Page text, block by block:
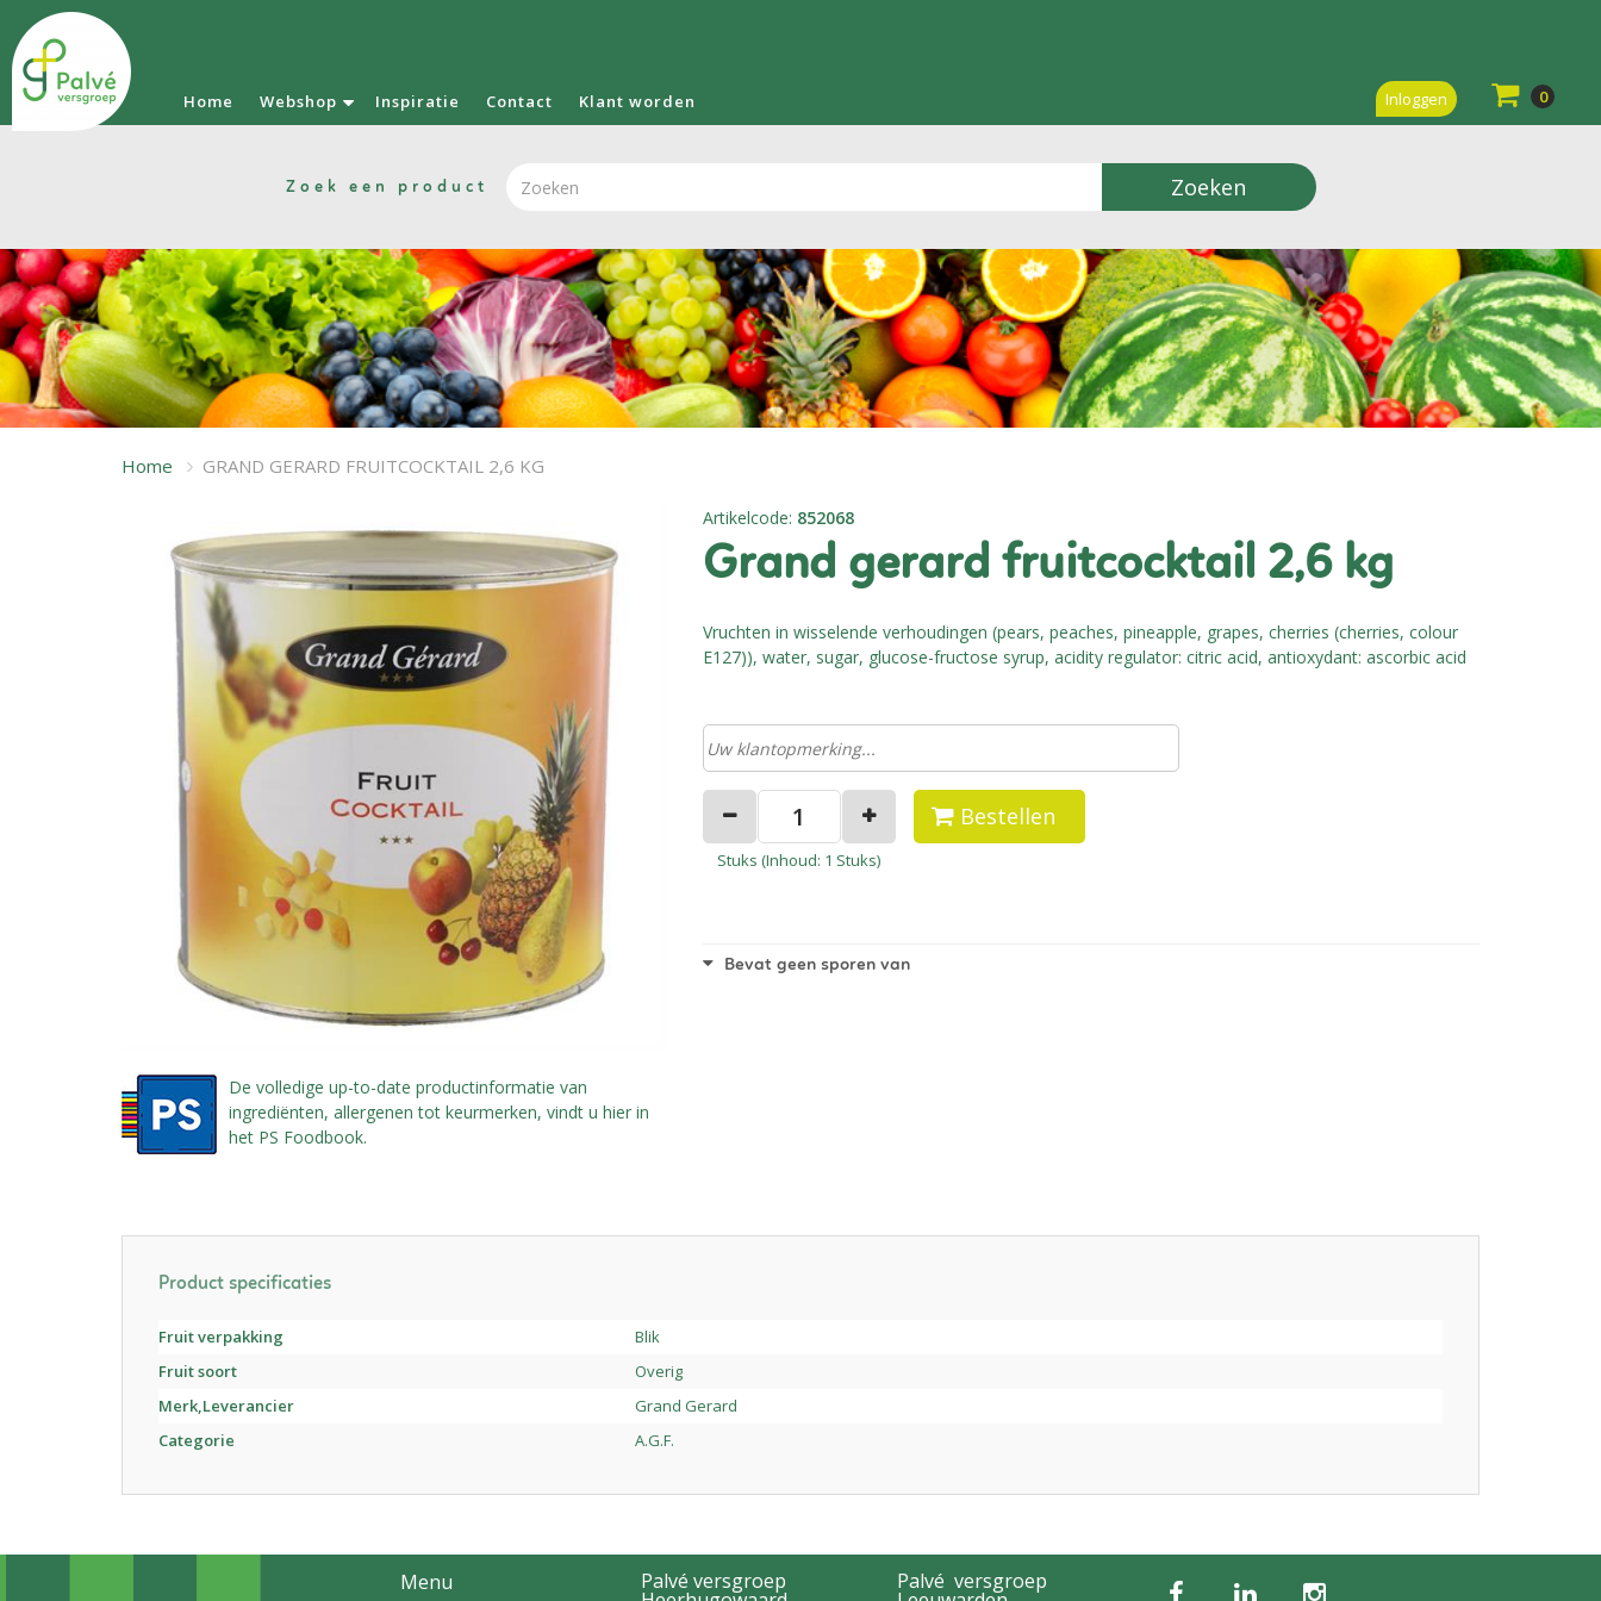
Home Webshop Inspiratie Contact Klant worden Inloggen 0
Zoek een product
Home GRAND GERARD FRUITCOCKTAIL 2,6 KG
De volledige up-to-date productinformatie van
ingrediënten, allergenen tot keurmerken, vindt u hier in
het PS Foodbook.
Artikelcode: 852068
grand gerard fruitcocktail 2,6 kg
Vruchten in wisselende verhoudingen (pears, peaches, pineapple, grapes, cherries (cherries, colour
E127)), water, sugar, glucose-fructose syrup, acidity regulator: citric acid, antioxydant: ascorbic acid
Bestellen
Stuks (Inhoud: 1 Stuks)
Bevat geen sporen van
Product specificaties
Fruit verpakking
Blik
Fruit soort
Overig
Merk,Leverancier
Grand Gerard
Categorie
A.G.F.
Menu Palvé versgroep Palvé versgroep